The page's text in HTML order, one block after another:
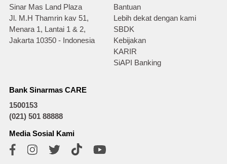
Sinar Mas Land Plaza
Jl. M.H Thamrin kav 51,
Menara 1, Lantai 1 & 2,
Jakarta 10350 - Indonesia
Bantuan
Lebih dekat dengan kami
SBDK
Kebijakan
KARIR
SiAPI Banking
Bank Sinarmas CARE
1500153
(021) 501 88888
Media Sosial Kami